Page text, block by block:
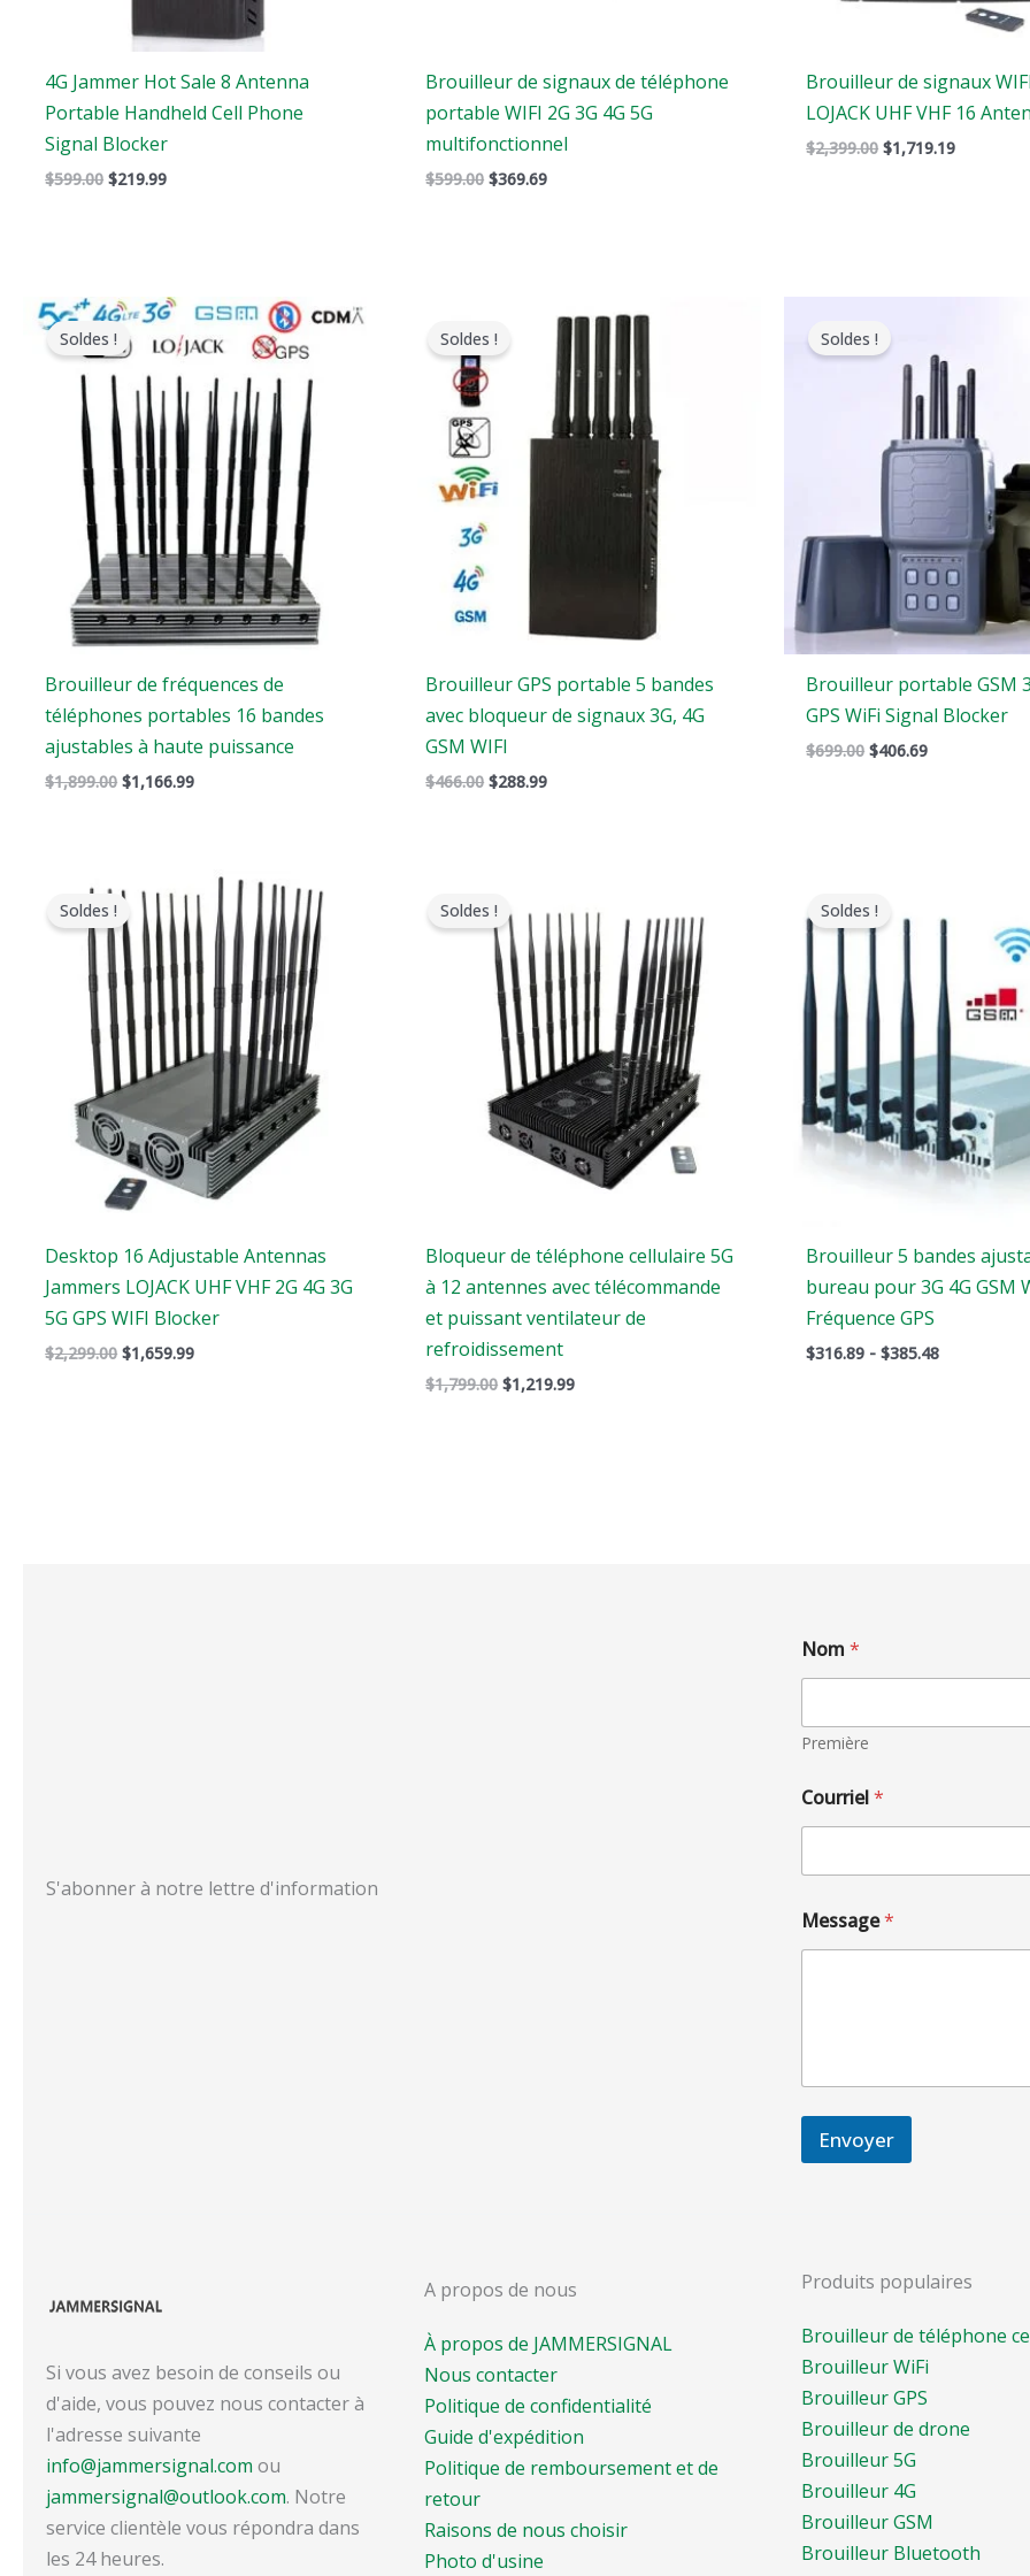
4G Jammer Hot Sale 8 Antenna
Portable Handheld Cell Phone
Signal Blocker
$599.00 $219.99
Brouilleur de signaux de téléphone
portable WIFI 2G 3G 4G 5G
multifonctionnel
$599.00 $369.69
Brouilleur de signaux
LOJACK UHF VHF 16
$2,399.00 $1,719.19
Soldes !
Brouilleur de fréquences de
téléphones portables 16 bandes
ajustables à haute puissance
$1,899.00
Le
prix
original
$1,899.00.
$1,166.99
Le
prix
actuel
$1,166.99.
Soldes !
Brouilleur GPS portable 5 bandes
avec bloqueur de signaux 3G, 4G
GSM WIFI
$466.00
original
:
$288.99
prix
actuel
est
$288.99.
Soldes !
Brouilleur portable GSM
GPS WiFi Signal Blocker
$699.00
original
était
$699.00.
$406.69
est
$406.69.
Soldes !
Desktop 16 Adjustable Antennas
Jammers LOJACK UHF VHF 2G 4G 3G
5G GPS WIFI Blocker
$2,299.00
prix
original
était
:
$2,299.00.
$1,659.99
prix
actuel
est
:
$1,659.99.
Soldes !
Bloqueur de téléphone cellulaire 5G
à 12 antennes avec télécommande
et puissant ventilateur de
refroidissement
$1,799.00
original
était
:
$1,799.00.
$1,219.99
actuel
est
:
$1,219.99.
Soldes !
Brouilleur 5 bandes
bureau pour 3G 4G GSM
Fréquence GPS
$316.89 - $385.48
prix
:
à
$385.48
S'abonner à notre lettre d'information
Nom *
Première
Courriel*
Message*
Envoyer
Si vous avez besoin de conseils ou
d'aide, vous pouvez nous contacter à
l'adresse suivante
info@jammersignal.com ou
jammersignal@outlook.com. Notre
service clientèle vous répondra dans
les 24 heures.
A propos de nous
À propos de JAMMERSIGNAL
Nous contacter
Politique de confidentialité
Guide d'expédition
Politique de remboursement et de
retour
Raisons de nous choisir
Photo d'usine
Produits populaires
Brouilleur de téléphone
Brouilleur WiFi
Brouilleur GPS
Brouilleur de drone
Brouilleur 5G
Brouilleur 4G
Brouilleur GSM
Brouilleur Bluetooth